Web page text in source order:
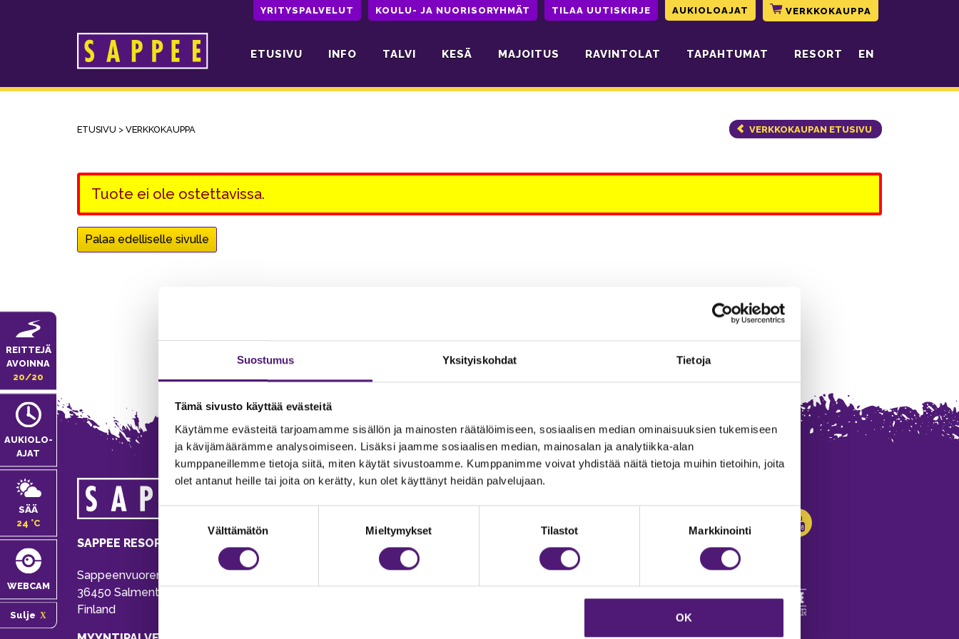
Suostumus Yksityiskohdat Tietoja
Tämä sivusto käyttää evästeitä
Käytämme evästeitä tarjoamamme sisällön ja mainosten räätälöimiseen, sosiaalisen median ominaisuuksien tukemiseen
ja kävijämäärämme analysoimiseen. Lisäksi jaamme sosiaalisen median, mainosalan ja analytiikka-alan
kumppaneillemme tietoja siitä, miten käytät sivustoamme. Kumppanimme voivat yhdistää näitä tietoja muihin tietoihin, joita
olet antanut heille tai joita on kerätty, kun olet käyttänyt heidän palvelujaan.
Välttämätön Mieltymykset Tilastot Markkinointi
OK
YRITYSPALVELUT KOULU- JA NUORISORYHMÄT TILAA UUTISKIRJE AUKIOLOAJAT VERKKOKAUPPA
Päävalikko ETUSIVU INFO TALVI KESÄ MAJOITUS RAVINTOLAT TAPAHTUMAT RESORT EN
REITTEJÄ
AVOINNA
20/20
AUKIOLO­
AJAT
SÄÄ
24 °C
WEBCAM
Sulje
ETUSIVU > VERKKOKAUPPA VERKKOKAUPAN ETUSIVU
Tuote ei ole ostettavissa.
Palaa edelliselle sivulle
SAPPEE RESORT
Sappeenvuorentie 200
36450 Salmentaka, Pälkäne
Finland
MAJOITUS
020 755 9975
majoitus@sappee.fi
Vastuullisuus
Avoimet työpaikat
Anna palautetta
Evästeasetukset